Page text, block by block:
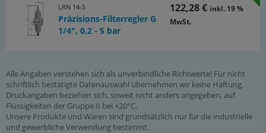
1 l/min
Regelgenauigkeit:
Kondensatentleerung:
manuell
Porenweite im Filter:
10 µm
LRN 14-5
Präzisions-Filterregler G
1/4", 0,2 - 5 bar
122,28 € inkl. 19 %
MwSt.
Alle Angaben verstehen sich als unverbindliche Richtwerte! Für nicht
schriftlich bestätigte Datenauswahl übernehmen wir keine Haftung.
Druckangaben beziehen sich, soweit nicht anders angegeben, auf
Flüssigkeiten der Gruppe II bei +20°C.
Unsere Produkte und Waren sind grundsätzlich nur für die industrielle
und gewerbliche Verwendung bestimmt.